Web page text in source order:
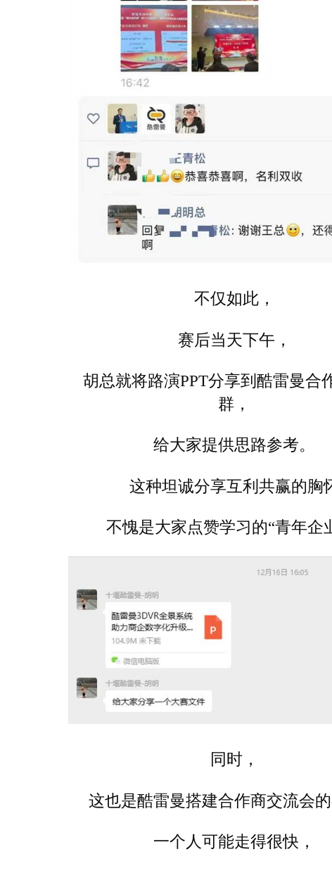
不仅如此，
赛后当天下午，
胡总就将路演PPT分享到酷雷曼合
群，
给大家提供思路参考。
这种坦诚分享互利共赢的胸
不愧是大家点赞学习的“青年企
同时，
这也是酷雷曼搭建合作商交流会的
一个人可能走得很快，